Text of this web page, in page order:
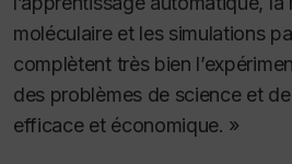
moléculaire et les simulations
complètent très bien
des problèmes de science et
efficace et économique. »